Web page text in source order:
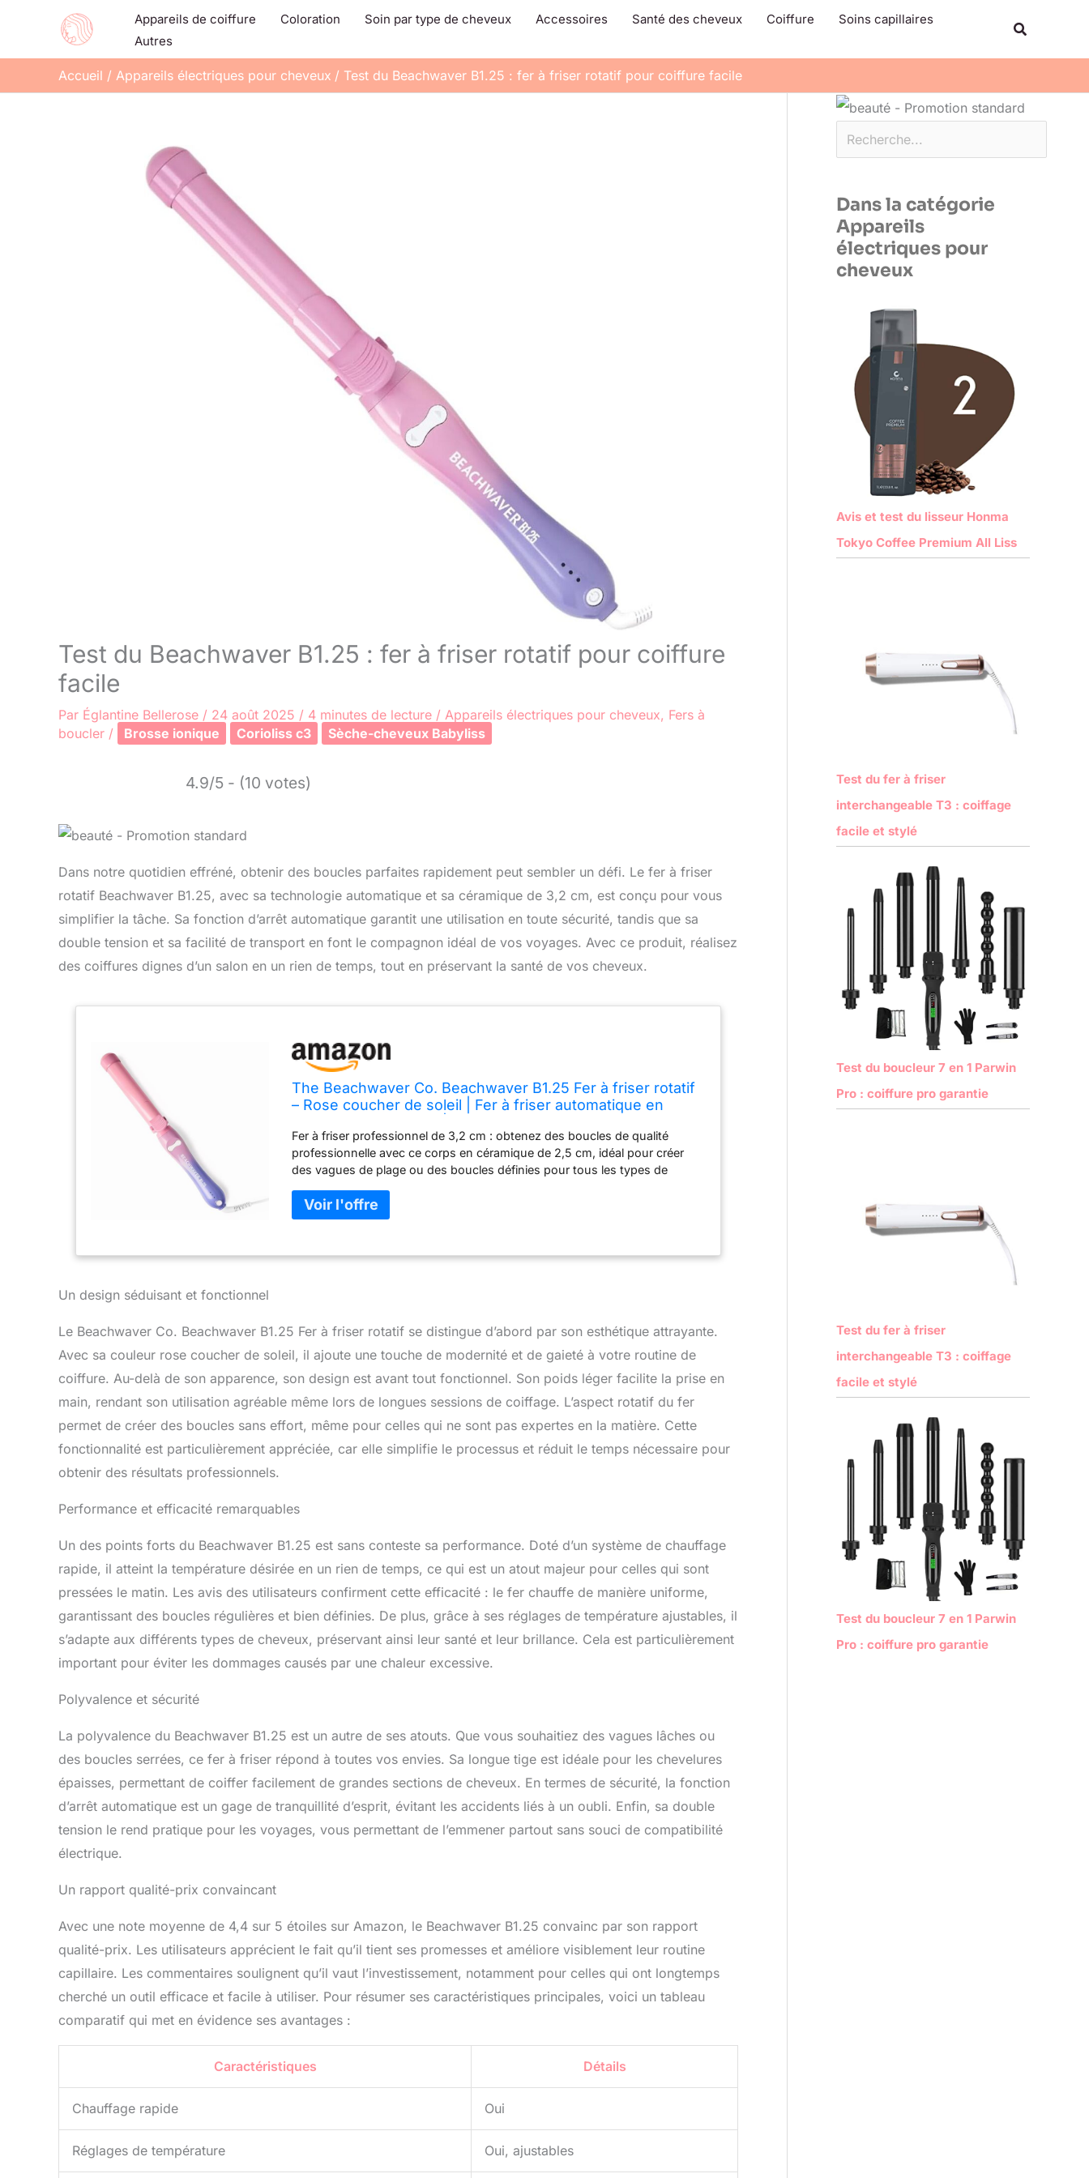
contenu
Appareils de coiffure Coloration Soin par type de cheveux Accessoires Santé des cheveux Coiffure
Soins capillaires
Autres
Accueil Appareils électriques pour cheveux Test du Beachwaver B1.25 : fer à friser rotatif pour coiffure facile
Test du Beachwaver B1.25 : fer à friser rotatif pour coiffure
facile
Par Églantine Bellerose / 24 août 2025 / 4 minutes de lecture / Appareils électriques pour cheveux, Fers à
boucler / Brosse ionique Corioliss c3 Sèche-cheveux Babyliss
4.9/5 - (10 votes)
Dans notre quotidien effréné, obtenir des boucles parfaites rapidement peut sembler un défi. Le fer à friser
rotatif Beachwaver B1.25, avec sa technologie automatique et sa céramique de 3,2 cm, est conçu pour vous
simplifier la tâche. Sa fonction d’arrêt automatique garantit une utilisation en toute sécurité, tandis que sa
double tension et sa facilité de transport en font le compagnon idéal de vos voyages. Avec ce produit, réalisez
des coiffures dignes d’un salon en un rien de temps, tout en préservant la santé de vos cheveux.
The Beachwaver Co. Beachwaver B1.25 Fer à friser rotatif
– Rose coucher de soleil | Fer à friser automatique en
transporter, double tension | Série B
Fer à friser professionnel de 3,2 cm : obtenez des boucles de qualité
professionnelle avec ce corps en céramique de 2,5 cm, idéal pour créer
des vagues de plage ou des boucles définies pour tous les types de
deux sens avec des boutons fléchés simplifiés, assurant une finition lisse
et sans plis à chaque fois. Design pratique : léger et compatible avec la
l'étranger, avec un cordon pivotant de 2,4 m pour une utilisation facile.
automatique de 30 minutes et une pince biseautée pour éviter que les
cheveux ne s'accrochent.
Un design séduisant et fonctionnel
Le Beachwaver Co. Beachwaver B1.25 Fer à friser rotatif se distingue d’abord par son esthétique attrayante.
Avec sa couleur rose coucher de soleil, il ajoute une touche de modernité et de gaieté à votre routine de
coiffure. Au-delà de son apparence, son design est avant tout fonctionnel. Son poids léger facilite la prise en
main, rendant son utilisation agréable même lors de longues sessions de coiffage. L’aspect rotatif du fer
permet de créer des boucles sans effort, même pour celles qui ne sont pas expertes en la matière. Cette
fonctionnalité est particulièrement appréciée, car elle simplifie le processus et réduit le temps nécessaire pour
obtenir des résultats professionnels.
Performance et efficacité remarquables
Un des points forts du Beachwaver B1.25 est sans conteste sa performance. Doté d’un système de chauffage
rapide, il atteint la température désirée en un rien de temps, ce qui est un atout majeur pour celles qui sont
pressées le matin. Les avis des utilisateurs confirment cette efficacité : le fer chauffe de manière uniforme,
garantissant des boucles régulières et bien définies. De plus, grâce à ses réglages de température ajustables, il
s’adapte aux différents types de cheveux, préservant ainsi leur santé et leur brillance. Cela est particulièrement
important pour éviter les dommages causés par une chaleur excessive.
Polyvalence et sécurité
La polyvalence du Beachwaver B1.25 est un autre de ses atouts. Que vous souhaitiez des vagues lâches ou
des boucles serrées, ce fer à friser répond à toutes vos envies. Sa longue tige est idéale pour les chevelures
épaisses, permettant de coiffer facilement de grandes sections de cheveux. En termes de sécurité, la fonction
d’arrêt automatique est un gage de tranquillité d’esprit, évitant les accidents liés à un oubli. Enfin, sa double
tension le rend pratique pour les voyages, vous permettant de l’emmener partout sans souci de compatibilité
électrique.
Un rapport qualité-prix convaincant
Avec une note moyenne de 4,4 sur 5 étoiles sur Amazon, le Beachwaver B1.25 convainc par son rapport
qualité-prix. Les utilisateurs apprécient le fait qu’il tient ses promesses et améliore visiblement leur routine
capillaire. Les commentaires soulignent qu’il vaut l’investissement, notamment pour celles qui ont longtemps
cherché un outil efficace et facile à utiliser. Pour résumer ses caractéristiques principales, voici un tableau
comparatif qui met en évidence ses avantages :
Caractéristiques Détails
Chauffage rapide Oui
Réglages de température Oui, ajustables
Rechercher
Dans la catégorie
Appareils
électriques pour
cheveux
Avis et test du lisseur Honma
Tokyo Coffee Premium All Liss
Test du fer à friser
interchangeable T3 : coiffage
facile et stylé
Test du boucleur 7 en 1 Parwin
Pro : coiffure pro garantie
Test du fer à friser
interchangeable T3 : coiffage
facile et stylé
Test du boucleur 7 en 1 Parwin
Pro : coiffure pro garantie